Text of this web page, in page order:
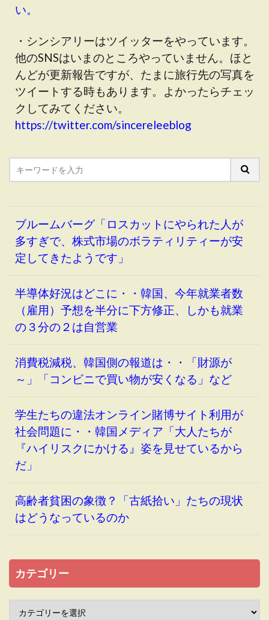
い。
・シンシアリーはツイッターをやっています。
他のSNSはいまのところやっていません。ほと
んどが更新報告ですが、たまに旅行先の写真を
ツイートする時もあります。よかったらチェッ
クしてみてください。
https://twitter.com/sincereleeblog
ブルームバーグ「ロスカットにやられた人が
多すぎで、株式市場のボラティリティーが安
定してきたようです」
半導体好況はどこに・・韓国、今年就業者数
（雇用）予想を半分に下方修正、しかも就業
の３分の２は自営業
消費税減税、韓国側の報道は・・「財源が
～」「コンビニで買い物が安くなる」など
学生たちの違法オンライン賭博サイト利用が
社会問題に・・韓国メディア「大人たちが
『ハイリスクにかける』姿を見せているから
だ」
高齢者貧困の象徴？「古紙拾い」たちの現状
はどうなっているのか
カテゴリー